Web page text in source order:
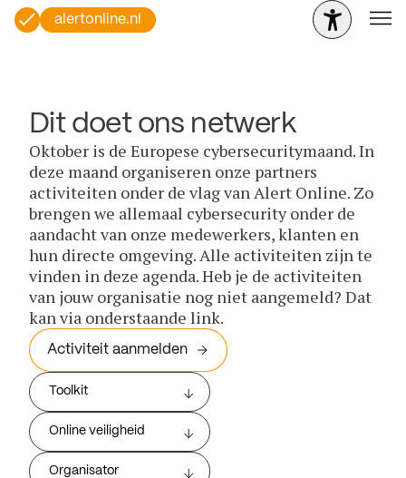
alertonline.nl
Dit doet ons netwerk
Oktober is de Europese cybersecuritymaand. In
deze maand organiseren onze partners
activiteiten onder de vlag van Alert Online. Zo
brengen we allemaal cybersecurity onder de
aandacht van onze medewerkers, klanten en
hun directe omgeving. Alle activiteiten zijn te
vinden in deze agenda. Heb je de activiteiten
van jouw organisatie nog niet aangemeld? Dat
kan via onderstaande link.
Activiteit aanmelden
Toolkit
Online veiligheid
Organisator